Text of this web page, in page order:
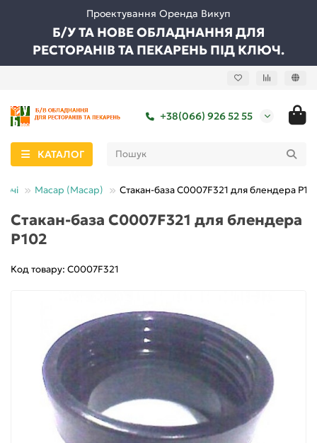
Проектування Оренда Викуп
Б/У ТА НОВЕ ОБЛАДНАННЯ ДЛЯ
РЕСТОРАНІВ ТА ПЕКАРЕНЬ ПІД КЛЮЧ.
+38(066) 926 52 55
КАТАЛОГ
Масар (Macap) Стакан-база C0007F321 для блендера
Стакан-база C0007F321 для блендера
P102
Код товару: C0007F321